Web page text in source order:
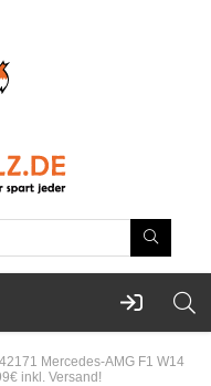
Mercedes-AMG F1 W14
inkl. Versand!